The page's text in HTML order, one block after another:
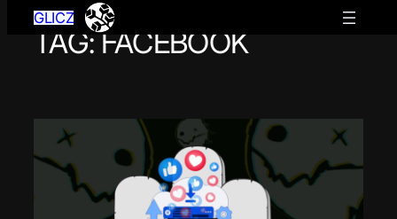
Przejdź
GLICZ
TAG:FACEBOOK